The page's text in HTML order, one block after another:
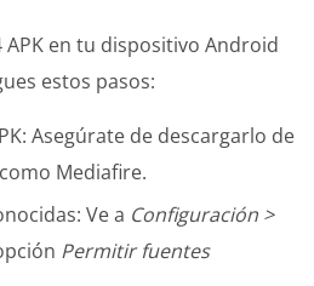
en tu dispositivo Android
estos pasos:
Asegúrate de descargarlo de
Mediafire.
Ve a Configuración >
Permitir fuentes